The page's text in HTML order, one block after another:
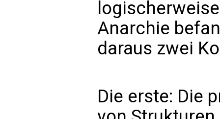
Anarchie
daraus zwei
Die erste: Die